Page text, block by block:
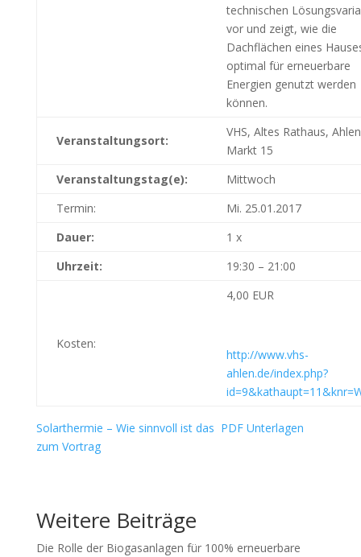
technischen
vor und zeigt, wie die
Dachflächen eines
optimal für erneuerbare
Energien genutzt werden
können.
Veranstaltungsort:
VHS, Altes Rathaus,
Markt 15
Veranstaltungstag(e):
Mittwoch
Termin:
Mi. 25.01.2017
Dauer:
1 x
Uhrzeit:
19:30 – 21:00
Kosten:
4,00 EUR
http://www.vhs-
ahlen.de/index.php?
Solarthermie – Wie sinnvoll ist das PDF Unterlagen
zum Vortrag
Weitere Beiträge
Die Rolle der Biogasanlagen für 100% erneuerbare